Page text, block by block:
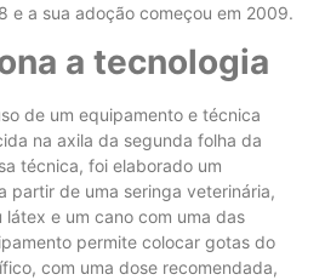
e a sua adoção começou em 2009.
a tecnologia
de um equipamento e técnica
na axila da segunda folha da
técnica, foi elaborado um
partir de uma seringa veterinária,
látex e um cano com uma das
permite colocar gotas do
com uma dose recomendada,